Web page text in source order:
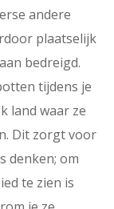
andere
plaatselijk
bedreigd.
tijdens je
land waar ze
Dit zorgt voor
denken; om
te zien is